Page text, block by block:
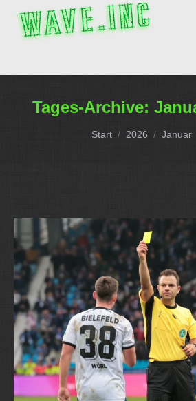
Tages-Archive:
Sie befinden sich
Start 2026 Januar